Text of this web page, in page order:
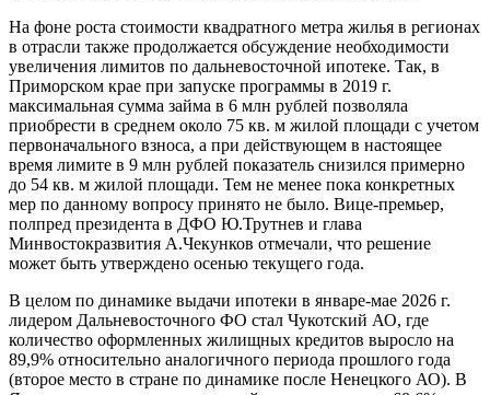
На фоне роста стоимости квадратного метра жилья в регионах
в отрасли также продолжается обсуждение необходимости
увеличения лимитов по дальневосточной ипотеке. Так, в
Приморском крае при запуске программы в 2019 г.
максимальная сумма займа в 6 млн рублей позволяла
приобрести в среднем около 75 кв. м жилой площади с учетом
первоначального взноса, а при действующем в настоящее
время лимите в 9 млн рублей показатель снизился примерно
до 54 кв. м жилой площади. Тем не менее пока конкретных
мер по данному вопросу принято не было. Вице-премьер,
полпред президента в ДФО Ю.Трутнев и глава
Минвостокразвития А.Чекунков отмечали, что решение
может быть утверждено осенью текущего года.
В целом по динамике выдачи ипотеки в январе-мае 2026 г.
лидером Дальневосточного ФО стал Чукотский АО, где
количество оформленных жилищных кредитов выросло на
89,9% относительно аналогичного периода прошлого года
(второе место в стране по динамике после Ненецкого АО). В